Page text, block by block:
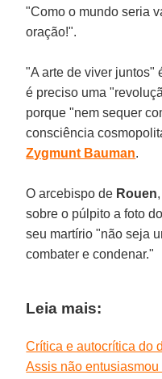
"Como o mundo seria
oração!".
"A arte de viver juntos"
é preciso uma
porque "nem sequer
consciência
Zygmunt Bauman.
O arcebispo de Rouen,
sobre o púlpito a foto
seu martírio "não seja
combater e condenar."
Leia mais:
Crítica e autocrítica do
Assis não